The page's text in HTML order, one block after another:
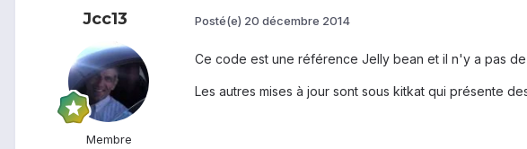
Jcc13
Membre
Posté(e) 20 décembre 2014
Ce code est une référence Jelly bean et il n'y a pas
Les autres mises à jour sont sous kitkat qui présente